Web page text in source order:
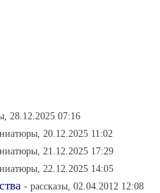
28.12.2025 07:16
20.12.2025 11:02
21.12.2025 17:29
22.12.2025 14:05
- рассказы, 02.04.2012 12:08